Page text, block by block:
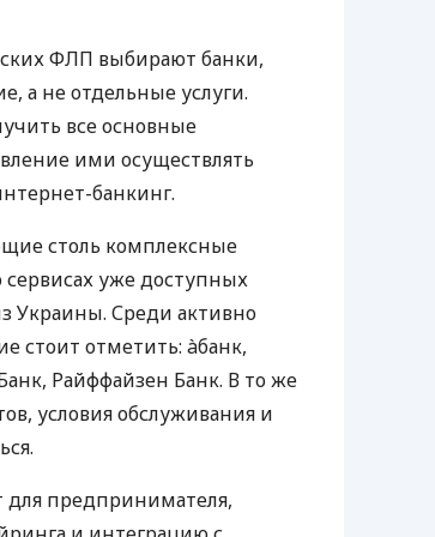
ФЛП выбирают банки,
а не отдельные услуги.
все основные
ими осуществлять
банкинг.
столь комплексные
сервисах уже доступных
Украины. Среди активно
стоит отметить: àбанк,
Райффайзен Банк. В то же
условия обслуживания и
для предпринимателя,